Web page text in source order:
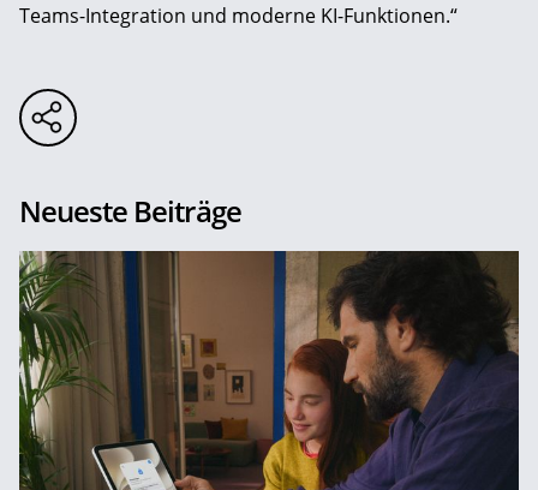
Teams-Integration und moderne KI-Funktionen.“
Neueste Beiträge